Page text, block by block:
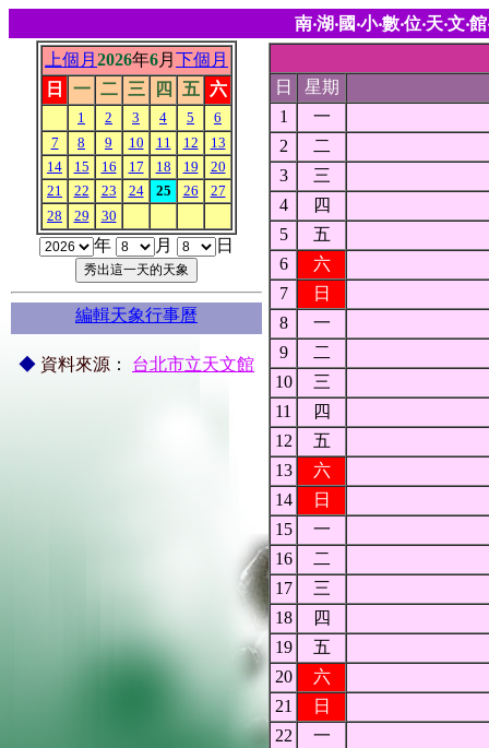
南‧湖‧國‧小‧數‧位‧天‧文‧
上個月 2026年6月 下個月
日
一 二 三 四 五 六
1 2 3 4 5
6
7
8 9 10 11 12
13
14
15 16 17 18 19
20
21
22 23 24 25 26
27
28
29 30
年 月 日
編輯天象行事曆
◆ 資料來源 ： 台北市立天文館
日
星期
1
一
2
二
3
三
4
四
5
五
6
六
7
日
8
一
9
二
10
三
11
四
12
五
13
六
14
日
15
一
16
二
17
三
18
四
19
五
20
六
21
日
22
一